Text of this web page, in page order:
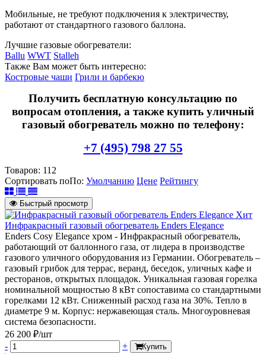
Мобильные, не требуют подключения к электричеству,
работают от стандартного газового баллона.
Лучшие газовые обогреватели:
Ballu WWT Stalleh
Также Вам может быть интересно:
Костровые чаши Грили и барбекю
Получить бесплатную консультацию по
вопросам отопления, а также купить уличный
газовый обогреватель можно по телефону:
+7 (495) 798 27 55
Товаров: 112
Сортировать поПо: Умолчанию Цене Рейтингу
Быстрый просмотр
Хит
Инфракрасный газовый обогреватель Enders Elegance
Enders Cosy Elegance хром - Инфракрасный обогреватель,
работающий от баллонного газа, от лидера в производстве
газового уличного оборудования из Германии. Обогреватель –
газовый грибок для террас, веранд, беседок, уличных кафе и
ресторанов, открытых площадок. Уникальная газовая горелка
номинальной мощностью 8 кВт сопоставима со стандартными
горелками 12 кВт. Сниженный расход газа на 30%. Тепло в
диаметре 9 м. Корпус: нержавеющая сталь. Многоуровневая
система безопасности.
26 200 ₽/шт
-
+ Купить